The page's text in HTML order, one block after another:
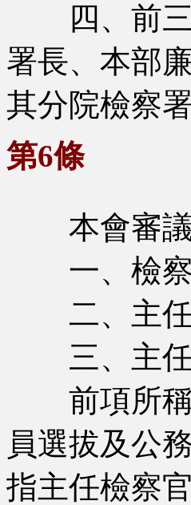
四、前三
署長、本部
其分院檢察
第6條
本會審議
一、檢察
二、主任
三、主任
前項所稱
員選拔及公
指主任檢察